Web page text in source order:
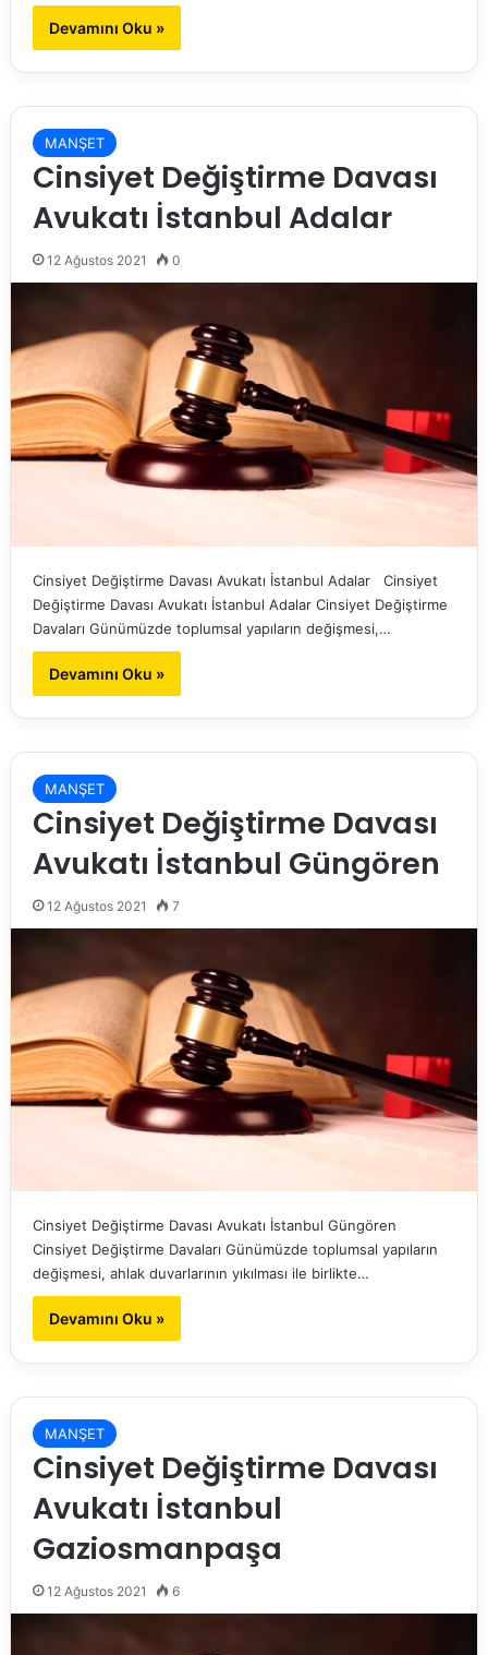
Devamını Oku »
MANŞET
Cinsiyet Değiştirme Davası
Avukatı İstanbul Adalar
12 Ağustos 2021 0
Cinsiyet Değiştirme Davası Avukatı İstanbul Adalar Cinsiyet
Değiştirme Davası Avukatı İstanbul Adalar Cinsiyet Değiştirme
Davaları Günümüzde toplumsal yapıların değişmesi,…
Devamını Oku »
MANŞET
Cinsiyet Değiştirme Davası
Avukatı İstanbul Güngören
12 Ağustos 2021 7
Cinsiyet Değiştirme Davası Avukatı İstanbul Güngören
Cinsiyet Değiştirme Davaları Günümüzde toplumsal yapıların
değişmesi, ahlak duvarlarının yıkılması ile birlikte…
Devamını Oku »
MANŞET
Cinsiyet Değiştirme Davası
Avukatı İstanbul
Gaziosmanpaşa
12 Ağustos 2021 6